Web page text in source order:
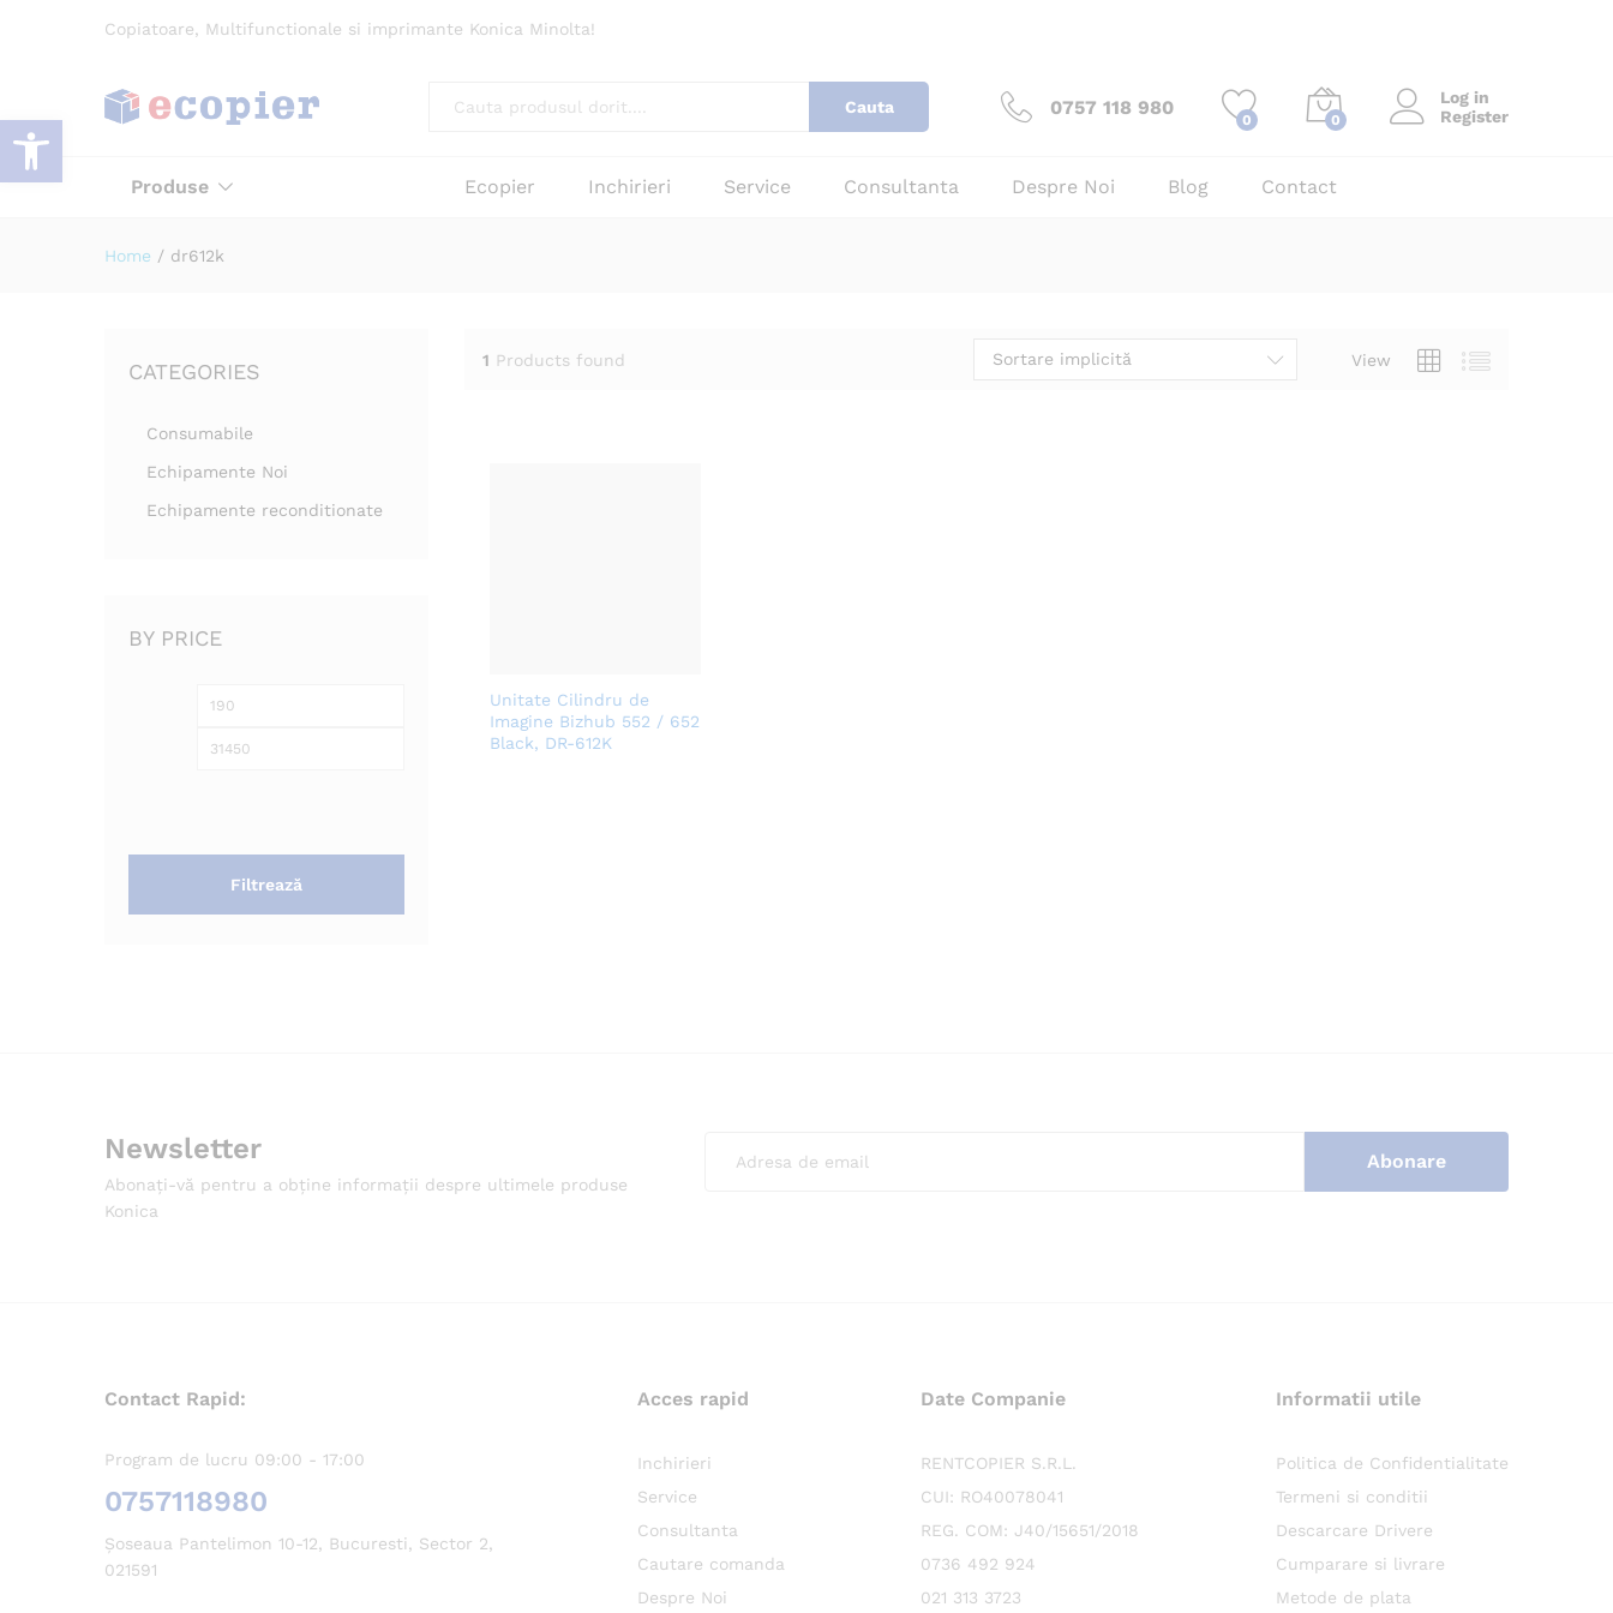
Copiatoare, Multifunctionale si imprimante Konica Minolta!
Cauta 0757 118 980
0 0
Log in
Register
Produse Ecopier Inchirieri Service Consultanta Despre Noi Blog Contact
Home / dr612k
1 Products found View
Sortare implicită
Unitate Cilindru de
Imagine Bizhub 552 / 652
Black, DR-612K
CATEGORIES
Consumabile
Echipamente Noi
Echipamente reconditionate
BY PRICE
Preț
Filtrează
Newsletter
Abonați-vă pentru a obține informații despre ultimele produse
Konica
Contact Rapid:
Program de lucru 09:00 - 17:00
0757118980
Șoseaua Pantelimon 10-12, Bucuresti, Sector 2,
021591
Acces rapid
Inchirieri
Service
Consultanta
Cautare comanda
Despre Noi
Date Companie
RENTCOPIER S.R.L.
CUI: RO40078041
REG. COM: J40/15651/2018
0736 492 924
021 313 3723
Informatii utile
Politica de Confidentialitate
Termeni si conditii
Descarcare Drivere
Cumparare si livrare
Metode de plata
Deschide bara de unelte